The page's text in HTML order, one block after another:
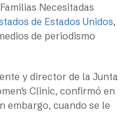
Necesitadas
de Estados Unidos,
de periodismo
y director de la Junta
Clinic, confirmó en
embargo, cuando se le